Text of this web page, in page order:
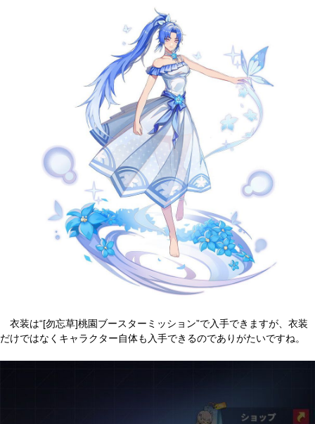
衣装は“[勿忘草]桃園ブースターミッション”で入手できますが、衣装
だけではなくキャラクター自体も入手できるのでありがたいですね。